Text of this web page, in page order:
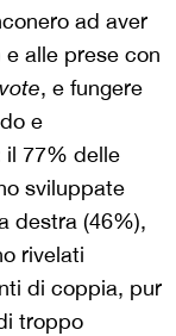
ad aver
alle prese con
, e fungere
e
il 77% delle
sviluppate
destra (46%),
rivelati
di coppia, pur
troppo